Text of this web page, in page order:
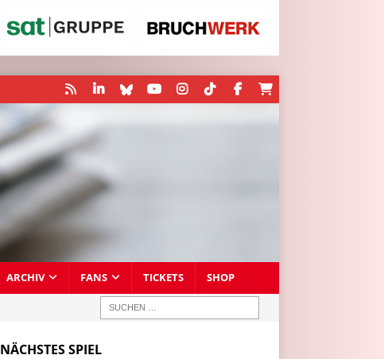
ARCHIV FANS TICKETS SHOP
NÄCHSTES SPIEL